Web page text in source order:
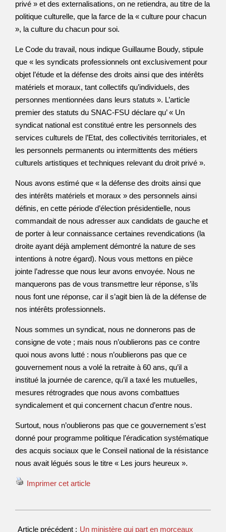
privé » et des externalisations, on ne retiendra, au titre de la
politique culturelle, que la farce de la « culture pour chacun
», la culture du chacun pour soi.
Le Code du travail, nous indique Guillaume Boudy, stipule
que « les syndicats professionnels ont exclusivement pour
objet l’étude et la défense des droits ainsi que des intérêts
matériels et moraux, tant collectifs qu’individuels, des
personnes mentionnées dans leurs statuts ». L’article
premier des statuts du SNAC-FSU déclare qu’ « Un
syndicat national est constitué entre les personnels des
services culturels de l’Etat, des collectivités territoriales, et
les personnels permanents ou intermittents des métiers
culturels artistiques et techniques relevant du droit privé ».
Nous avons estimé que « la défense des droits ainsi que
des intérêts matériels et moraux » des personnels ainsi
définis, en cette période d’élection présidentielle, nous
commandait de nous adresser aux candidats de gauche et
de porter à leur connaissance certaines revendications (la
droite ayant déjà amplement démontré la nature de ses
intentions à notre égard). Nous vous mettons en pièce
jointe l’adresse que nous leur avons envoyée. Nous ne
manquerons pas de vous transmettre leur réponse, s’ils
nous font une réponse, car il s’agit bien là de la défense de
nos intérêts professionnels.
Nous sommes un syndicat, nous ne donnerons pas de
consigne de vote ; mais nous n’oublierons pas ce contre
quoi nous avons lutté : nous n’oublierons pas que ce
gouvernement nous a volé la retraite à 60 ans, qu’il a
institué la journée de carence, qu’il a taxé les mutuelles,
mesures rétrogrades que nous avons combattues
syndicalement et qui concernent chacun d’entre nous.
Surtout, nous n’oublierons pas que ce gouvernement s’est
donné pour programme politique l’éradication systématique
des acquis sociaux que le Conseil national de la résistance
nous avait légués sous le titre « Les jours heureux ».
Imprimer cet article
Article précédent : Un ministère qui part en morceaux